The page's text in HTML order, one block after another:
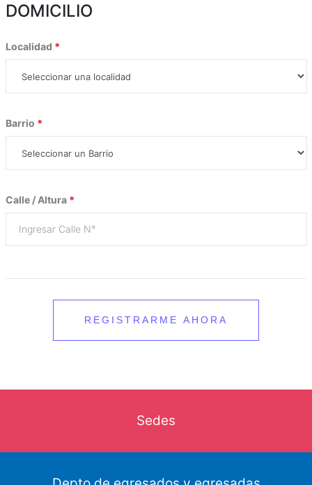
DOMICILIO
Localidad *
Barrio *
Calle / Altura *
REGISTRARME AHORA
Sedes